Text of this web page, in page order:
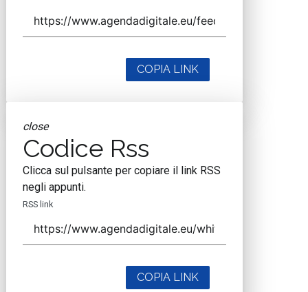
COPIA LINK
close
Codice Rss
Clicca sul pulsante per copiare il link RSS
negli appunti.
RSS link
COPIA LINK